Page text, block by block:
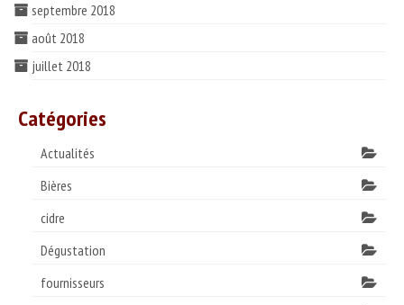
septembre 2018
août 2018
juillet 2018
Catégories
Actualités
Bières
cidre
Dégustation
fournisseurs